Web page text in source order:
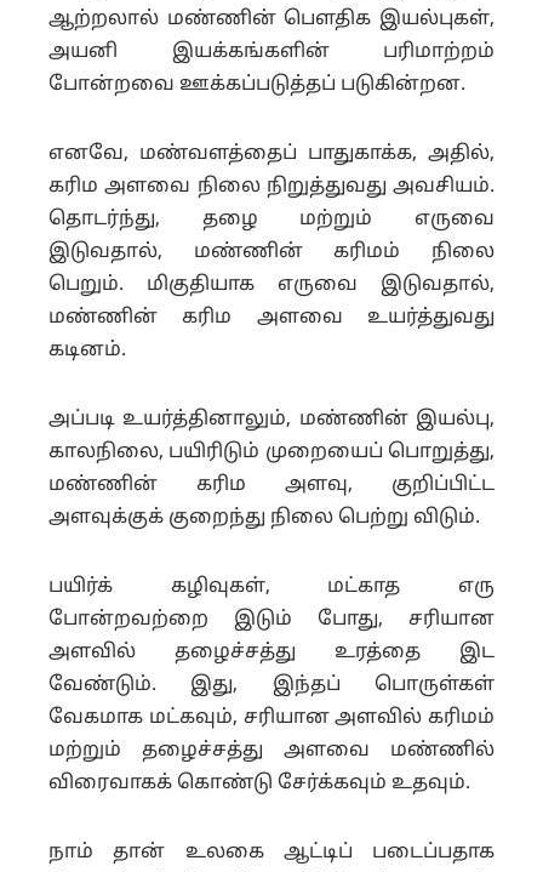
ஆற்றலால் மண்ணின் பௌதிக இயல்புகள்,
அயனி இயக்கங்களின் பரிமாற்றம்
போன்றவை ஊக்கப்படுத்தப் படுகின்றன.
எனவே, மண்வளத்தைப் பாதுகாக்க, அதில்,
கரிம அளவை நிலை நிறுத்துவது அவசியம்.
தொடர்ந்து, தழை மற்றும் எருவை
இடுவதால், மண்ணின் கரிமம் நிலை
பெறும். மிகுதியாக எருவை இடுவதால்,
மண்ணின் கரிம அளவை உயர்த்துவது
கடினம்.
அப்படி உயர்த்தினாலும், மண்ணின் இயல்பு,
காலநிலை, பயிரிடும் முறையைப் பொறுத்து,
மண்ணின் கரிம அளவு, குறிப்பிட்ட
அளவுக்குக் குறைந்து நிலை பெற்று விடும்.
பயிர்க் கழிவுகள், மட்காத எரு
போன்றவற்றை இடும் போது, சரியான
அளவில் தழைச்சத்து உரத்தை இட
வேண்டும். இது, இந்தப் பொருள்கள்
வேகமாக மட்கவும், சரியான அளவில் கரிமம்
மற்றும் தழைச்சத்து அளவை மண்ணில்
விரைவாகக் கொண்டு சேர்க்கவும் உதவும்.
நாம் தான் உலகை ஆட்டிப் படைப்பதாக